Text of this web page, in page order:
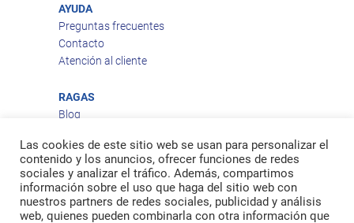
AYUDA
Preguntas frecuentes
Contacto
Atención al cliente
RAGAS
Blog
Política de privacidad
Política de cookies
Política de envío
Política de devoluciones
Las cookies de este sitio web se usan para personalizar el
contenido y los anuncios, ofrecer funciones de redes
sociales y analizar el tráfico. Además, compartimos
información sobre el uso que haga del sitio web con
nuestros partners de redes sociales, publicidad y análisis
web, quienes pueden combinarla con otra información que